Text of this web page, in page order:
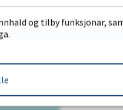
og tilby funksjonar,